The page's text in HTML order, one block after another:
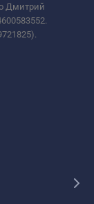
Дмитрий